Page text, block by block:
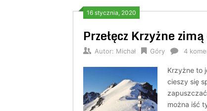
16 stycznia, 2020
Przełęcz Krzyżne
Autor: Michał Góry 4
Krzyżne to
cieszy się
można iść